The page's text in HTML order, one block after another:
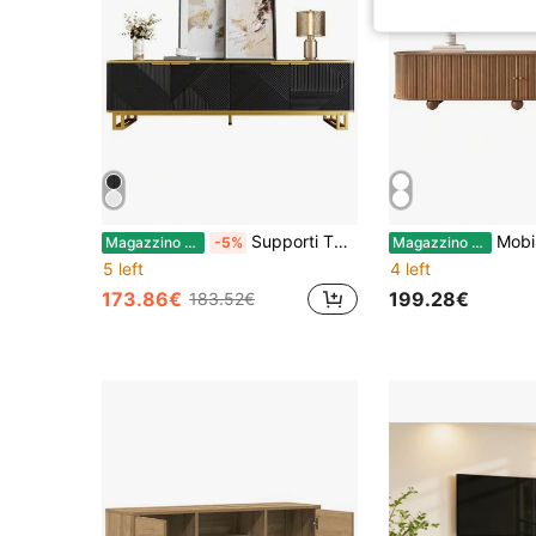
Magazzino EU -5% Supporti TV e Mobili Porta TV
5 left
173.86€ 183.52€
Magazzino EU
Mobile porta TV curvo, mobile TV,
4 left
199.28€